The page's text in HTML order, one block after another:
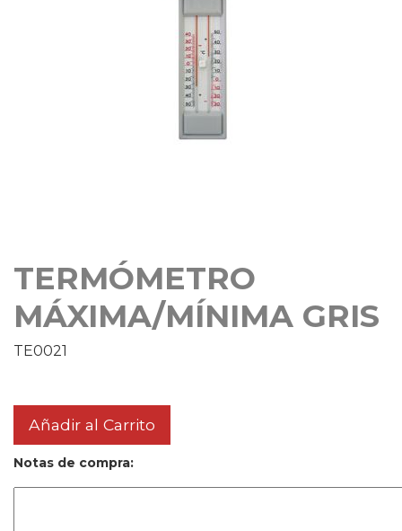
TERMÓMETRO
MÁXIMA/MÍNIMA GRIS
TE0021
Añadir al Carrito
Notas de compra: